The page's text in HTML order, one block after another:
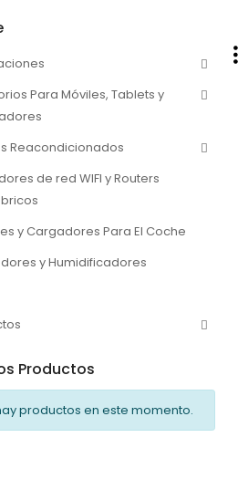
Para Móviles, Tablets y
Reacondicionados
de red WIFI y Routers
y Cargadores Para El Coche
y Humidificadores
Productos
productos en este momento.